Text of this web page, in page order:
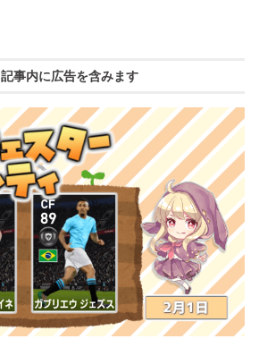
記事内に広告を含みます